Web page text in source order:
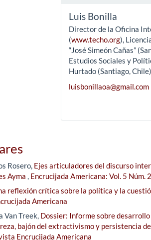
Luis Bonilla
Director de la Oficina
(www.techo.org),
“José Simeón Cañas”
Estudios Sociales y
Hurtado (Santiago, Chile).
luisbonillaoa@gmail.com
Rosero, Ejes articuladores del discurso
Ayma , Encrucijada Americana: Vol. 5
reflexión crítica sobre la política y la
Americana
Van Treek, Dossier: Informe sobre
bajón del extractivismo y persistencia
Encrucijada Americana